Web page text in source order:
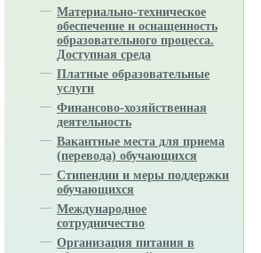
Материально-техническое
обеспечение и оснащенность
образовательного процесса.
Доступная среда
Платные образовательные
услуги
Финансово-хозяйственная
деятельность
Вакантные места для приема
(перевода) обучающихся
Стипендии и меры поддержки
обучающихся
Международное
сотрудничество
Организация питания в